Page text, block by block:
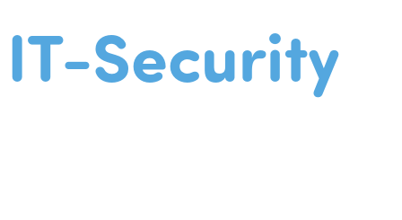
IT-Security